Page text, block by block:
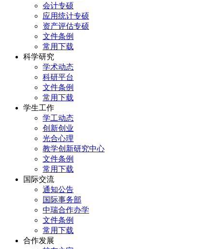
会计专硕
应用统计专硕
资产评估专硕
文件条例
常用下载
科学研究
学术动态
科研平台
文件条例
常用下载
学生工作
学工动态
创新创业
光合心理
教学创新研究中心
文件条例
常用下载
国际交流
通知公告
国际事务部
中瑞合作办学
文件条例
常用下载
合作发展